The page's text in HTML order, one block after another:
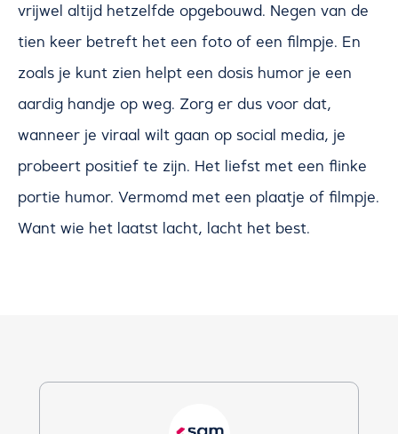
vrijwel altijd hetzelfde opgebouwd. Negen van de
tien keer betreft het een foto of een filmpje. En
zoals je kunt zien helpt een dosis humor je een
aardig handje op weg. Zorg er dus voor dat,
wanneer je viraal wilt gaan op social media, je
probeert positief te zijn. Het liefst met een flinke
portie humor. Vermomd met een plaatje of filmpje.
Want wie het laatst lacht, lacht het best.